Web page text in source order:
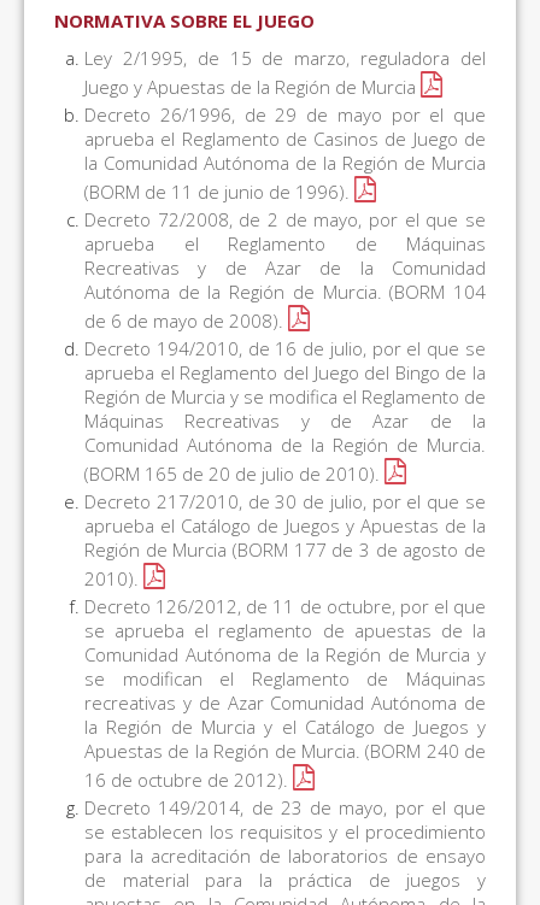
NORMATIVA SOBRE EL JUEGO
Ley 2/1995, de 15 de marzo, reguladora del
Juego y Apuestas de la Región de Murcia
Decreto 26/1996, de 29 de mayo por el que
aprueba el Reglamento de Casinos de Juego de
la Comunidad Autónoma de la Región de Murcia
(BORM de 11 de junio de 1996).
Decreto 72/2008, de 2 de mayo, por el que se
aprueba el Reglamento de Máquinas
Recreativas y de Azar de la Comunidad
Autónoma de la Región de Murcia. (BORM 104
de 6 de mayo de 2008).
Decreto 194/2010, de 16 de julio, por el que se
aprueba el Reglamento del Juego del Bingo de la
Región de Murcia y se modifica el Reglamento de
Máquinas Recreativas y de Azar de la
Comunidad Autónoma de la Región de Murcia.
(BORM 165 de 20 de julio de 2010).
Decreto 217/2010, de 30 de julio, por el que se
aprueba el Catálogo de Juegos y Apuestas de la
Región de Murcia (BORM 177 de 3 de agosto de
2010).
Decreto 126/2012, de 11 de octubre, por el que
se aprueba el reglamento de apuestas de la
Comunidad Autónoma de la Región de Murcia y
se modifican el Reglamento de Máquinas
recreativas y de Azar Comunidad Autónoma de
la Región de Murcia y el Catálogo de Juegos y
Apuestas de la Región de Murcia. (BORM 240 de
16 de octubre de 2012).
Decreto 149/2014, de 23 de mayo, por el que
se establecen los requisitos y el procedimiento
para la acreditación de laboratorios de ensayo
de material para la práctica de juegos y